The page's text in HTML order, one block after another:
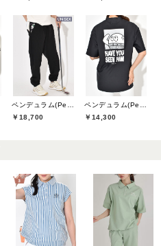
ペンデュラム(Pendulum)
￥18,700
ペンデュラム(Pendulum)
￥14,300